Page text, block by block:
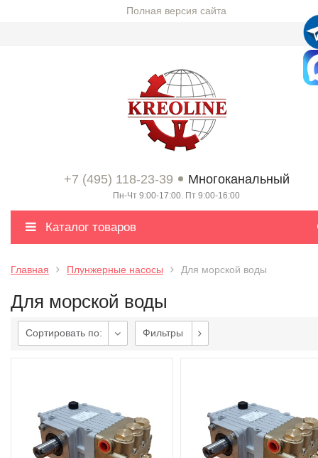
Полная версия сайта
+7 (495) 118-23-39 Многоканальный
Пн-Чт 9:00-17:00. Пт 9:00-16:00
Каталог товаров
Главная Плунжерные насосы Для морской воды
Для морской воды
Сортировать по: Фильтры